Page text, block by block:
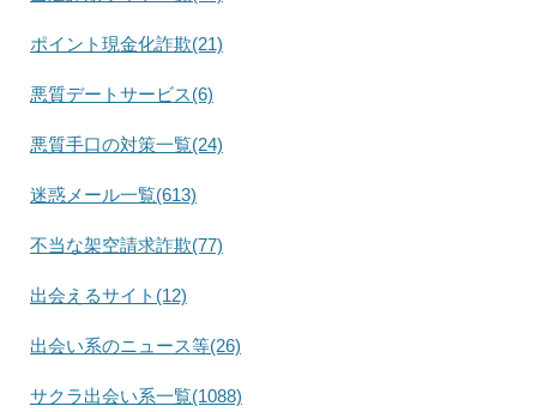
ポイント現金化詐欺(21)
悪質デートサービス(6)
悪質手口の対策一覧(24)
迷惑メール一覧(613)
不当な架空請求詐欺(77)
出会えるサイト(12)
出会い系のニュース等(26)
サクラ出会い系一覧(1088)